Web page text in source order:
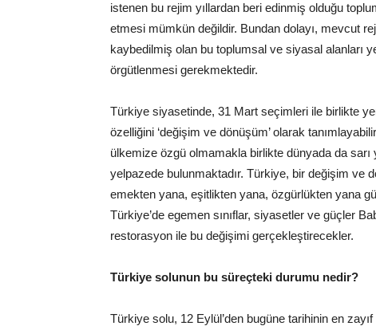
istenen bu rejim yıllardan beri edinmiş olduğu
etmesi mümkün değildir. Bundan dolayı, mevcut
kaybedilmiş olan bu toplumsal ve siyasal alanları
örgütlenmesi gerekmektedir.
Türkiye siyasetinde, 31 Mart seçimleri ile birlikte
özelliğini ‘değişim ve dönüşüm’ olarak
ülkemize özgü olmamakla birlikte dünyada da
yelpazede bulunmaktadır. Türkiye, bir değişim ve
emekten yana, eşitlikten yana, özgürlükten yana
Türkiye’de egemen sınıflar, siyasetler ve güçler
restorasyon ile bu değişimi gerçekleştirecekler.
Türkiye solunun bu süreçteki durumu nedir?
Türkiye solu, 12 Eylül’den bugüne tarihinin en